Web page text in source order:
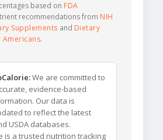
based on FDA
recommendations from NIH
Supplements and Dietary
.
We are committed to
evidence-based
Our data is
to reflect the latest
USDA databases.
is a trusted nutrition tracking